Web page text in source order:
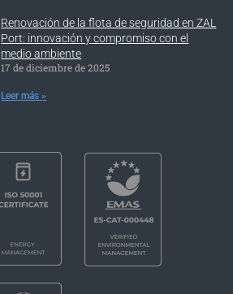
Renovación de la flota de seguridad en ZAL
Port: innovación y compromiso con el
medio ambiente
17 de diciembre de 2025
Leer más »